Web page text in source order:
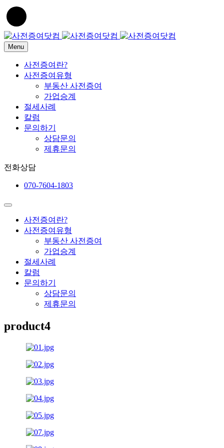
Menu
사전증여란?
사전증여유형
부동산 사전증여
가업승계
절세사례
칼럼
문의하기
상담문의
제휴문의
전화상담
070-7604-1803
사전증여란?
사전증여유형
부동산 사전증여
가업승계
절세사례
칼럼
문의하기
상담문의
제휴문의
product4